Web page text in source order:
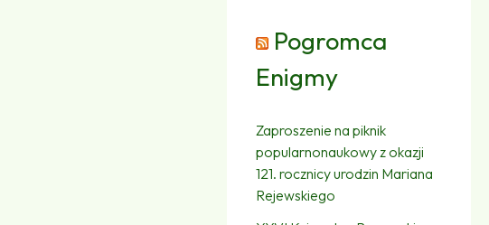
Pogromca
Enigmy
Zaproszenie na piknik
popularnonaukowy z okazji
121. rocznicy urodzin Mariana
Rejewskiego